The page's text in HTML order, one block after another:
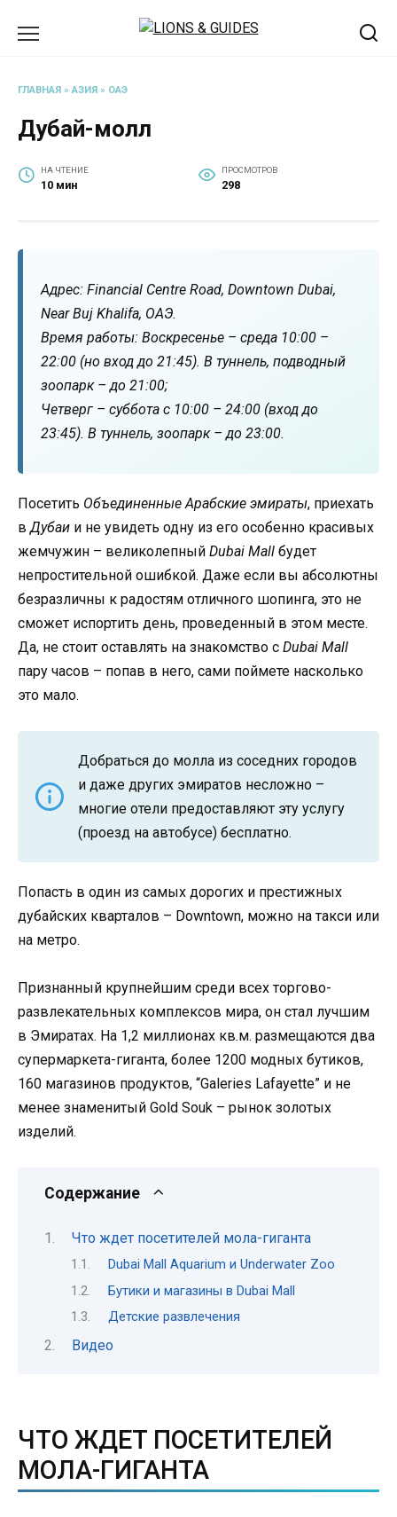
ГЛАВНАЯ »АЗИЯ » ОАЭ
Дубай-молл
НА ЧТЕНИЕ
10 мин
ПРОСМОТРОВ
298
Адрес: Financial Centre Road, Downtown Dubai,
Near Buj Khalifa, ОАЭ.
Время работы: Воскресенье – среда 10:00 –
22:00 (но вход до 21:45). В туннель, подводный
зоопарк – до 21:00;
Четверг – суббота с 10:00 – 24:00 (вход до
23:45). В туннель, зоопарк – до 23:00.
Посетить Объединенные Арабские эмираты, приехать
в Дубаи и не увидеть одну из его особенно красивых
жемчужин – великолепный Dubai Mall будет
непростительной ошибкой. Даже если вы абсолютны
безразличны к радостям отличного шопинга, это не
сможет испортить день, проведенный в этом месте.
Да, не стоит оставлять на знакомство с Dubai Mall
пару часов – попав в него, сами поймете насколько
это мало.
Добраться до молла из соседних городов
и даже других эмиратов несложно –
многие отели предоставляют эту услугу
(проезд на автобусе) бесплатно.
Попасть в один из самых дорогих и престижных
дубайских кварталов – Downtown, можно на такси или
на метро.
Признанный крупнейшим среди всех торгово-
развлекательных комплексов мира, он стал лучшим
в Эмиратах. На 1,2 миллионах кв.м. размещаются два
супермаркета-гиганта, более 1200 модных бутиков,
160 магазинов продуктов, “Galeries Lafayette” и не
менее знаменитый Gold Souk – рынок золотых
изделий.
Содержание
Что ждет посетителей мола-гиганта
Dubai Mall Aquarium и Underwater Zoo
Бутики и магазины в Dubai Mall
Детские развлечения
Видео
ЧТО ЖДЕТ ПОСЕТИТЕЛЕЙ
МОЛА-ГИГАНТА